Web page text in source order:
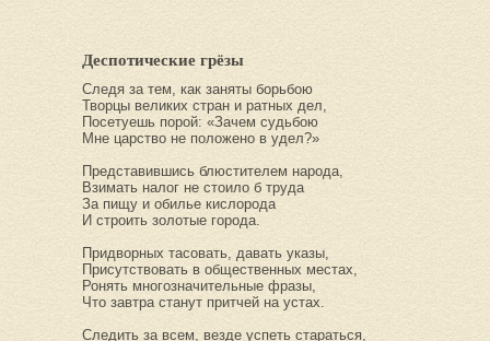
Деспотические грёзы
Следя за тем, как заняты борьбою
Творцы великих стран и ратных дел,
Посетуешь порой: «Зачем судьбою
Мне царство не положено в удел?»
Представившись блюстителем народа,
Взимать налог не стоило б труда
За пищу и обилье кислорода
И строить золотые города.
Придворных тасовать, давать указы,
Присутствовать в общественных местах,
Ронять многозначительные фразы,
Что завтра станут притчей на устах.
Следить за всем, везде успеть стараться,